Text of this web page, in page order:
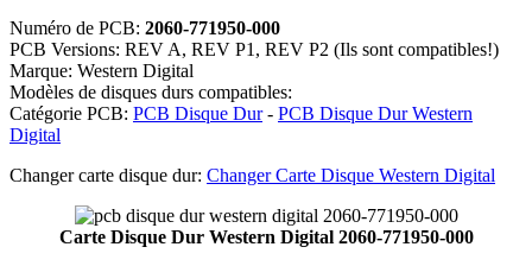
Numéro de PCB: 2060-771950-000
PCB Versions: REV A, REV P1, REV P2 (Ils sont compatibles!)
Marque: Western Digital
Modèles de disques durs compatibles:
Catégorie PCB: PCB Disque Dur- PCB Disque Dur Western
Digital
Changer carte disque dur: Changer Carte Disque Western Digital
Carte Disque Dur Western Digital 2060-771950-000